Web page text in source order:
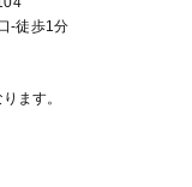
-徒歩1分
ます。